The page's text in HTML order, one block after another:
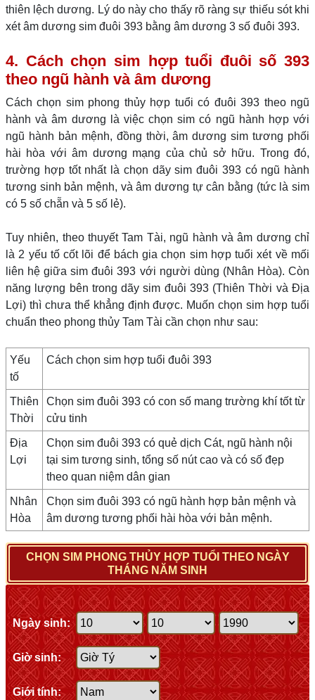
thiên lệch dương. Lý do này cho thấy rõ ràng sự thiếu sót khi
xét âm dương sim đuôi 393 bằng âm dương 3 số đuôi 393.
4. Cách chọn sim hợp tuổi đuôi số 393
theo ngũ hành và âm dương
Cách chọn sim phong thủy hợp tuổi có đuôi 393 theo ngũ
hành và âm dương là việc chọn sim có ngũ hành hợp với
ngũ hành bản mệnh, đồng thời, âm dương sim tương phối
hài hòa với âm dương mạng của chủ sở hữu. Trong đó,
trường hợp tốt nhất là chọn dãy sim đuôi 393 có ngũ hành
tương sinh bản mệnh, và âm dương tự cân bằng (tức là sim
có 5 số chẵn và 5 số lẻ).
Tuy nhiên, theo thuyết Tam Tài, ngũ hành và âm dương chỉ
là 2 yếu tố cốt lõi để bách gia chọn sim hợp tuổi xét về mối
liên hệ giữa sim đuôi 393 với người dùng (Nhân Hòa). Còn
năng lượng bên trong dãy sim đuôi 393 (Thiên Thời và Địa
Lợi) thì chưa thể khẳng định được. Muốn chọn sim hợp tuổi
chuẩn theo phong thủy Tam Tài cần chọn như sau:
Yếu
tố
Cách chọn sim hợp tuổi đuôi 393
Thiên
Thời
Chọn sim đuôi 393 có con số mang trường khí tốt từ
cửu tinh
Địa
Lợi
Chọn sim đuôi 393 có quẻ dịch Cát, ngũ hành nội
tại sim tương sinh, tổng số nút cao và có số đẹp
theo quan niệm dân gian
Nhân
Hòa
Chọn sim đuôi 393 có ngũ hành hợp bản mệnh và
âm dương tương phối hài hòa với bản mệnh.
CHỌN SIM PHONG THỦY HỢP TUỔI THEO NGÀY
THÁNG NĂM SINH
Ngày sinh:
Giờ sinh:
Giới tính: